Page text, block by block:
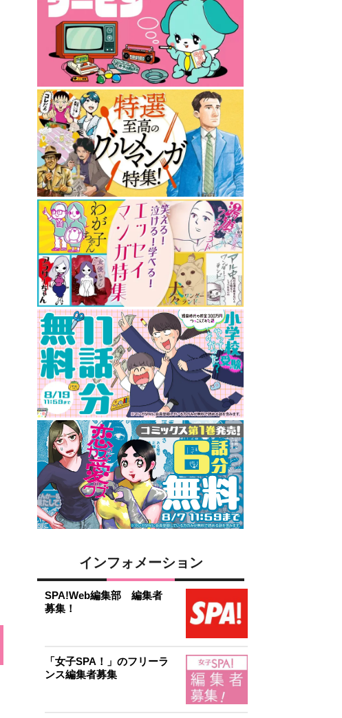
インフォメーション
SPA!Web編集部 編集者
募集！
「女子SPA！」のフリーラ
ンス編集者募集